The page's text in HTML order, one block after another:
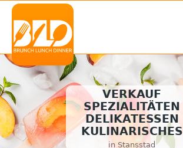
VERKAUF
SPEZIALITÄTEN
DELIKATESSEN
KULINARISCHES
in Stansstad